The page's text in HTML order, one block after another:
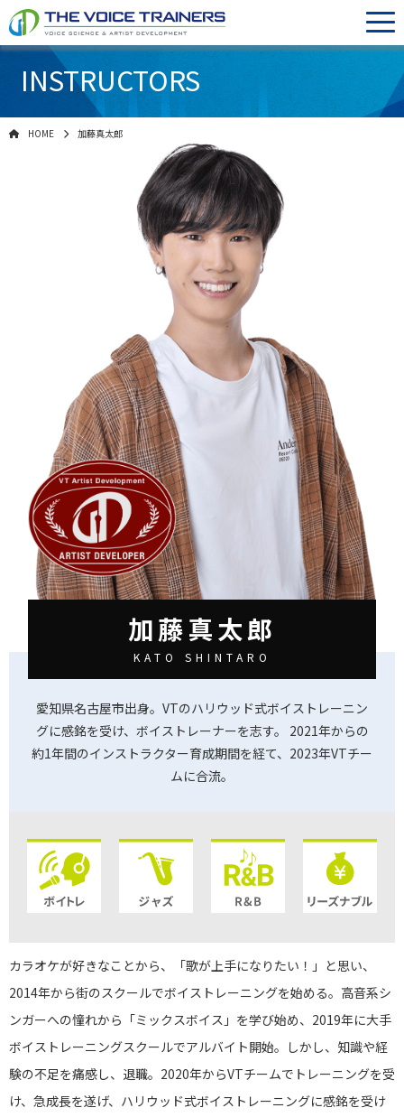
INSTRUCTORS
HOME 加藤真太郎
加藤真太郎
KATO SHINTARO
愛知県名古屋市出身。VTのハリウッド式ボイストレーニン
グに感銘を受け、ボイストレーナーを志す。 2021年からの
約1年間のインストラクター育成期間を経て、2023年VTチー
ムに合流。
カラオケが好きなことから、「歌が上手になりたい！」と思い、
2014年から街のスクールでボイストレーニングを始める。高音系シ
ンガーへの憧れから「ミックスボイス」を学び始め、2019年に大手
ボイストレーニングスクールでアルバイト開始。しかし、知識や経
験の不足を痛感し、退職。2020年からVTチームでトレーニングを受
け、急成長を遂げ、ハリウッド式ボイストレーニングに感銘を受け